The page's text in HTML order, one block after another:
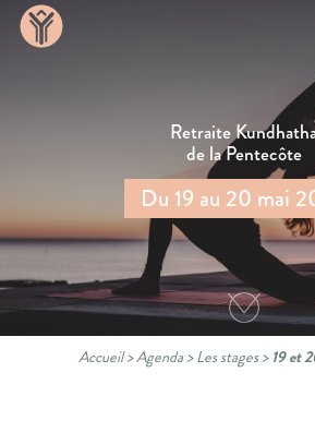
Retraite
de la Pentecôte
Du 19 au 20 mai
Accueil>Agenda>Les stages>19 et